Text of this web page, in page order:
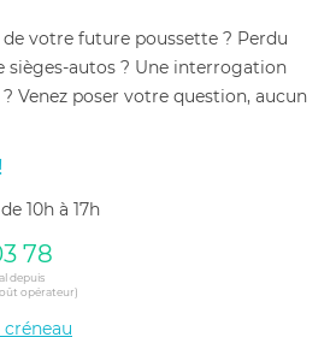
votre future poussette ? Perdu
sièges-autos ? Une interrogation
Venez poser votre question, aucun
10h à 17h
78
depuis
opérateur)